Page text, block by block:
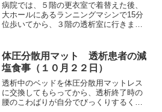
病院では、５階の更衣室で着替えた後、
大ホールにあるランニングマシンで15分
位歩いてから、３階の透析室に行きます
ぐの所にペッパー君がいて、しゃべりか
けてきます。特に質問す...
体圧分散用マット 透析患者の減
塩食事（１０月２２日）
透析中のベッドを体圧分散用マットレス
に交換してもらってから、透析終了時の
腰のこわばりが自分でびっくりするくら